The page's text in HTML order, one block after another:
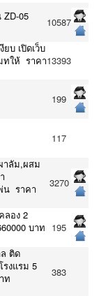
05
10587
บ เปิดเว็บ
ทให้ ราคา13393
199
117
าลัม,ผสม
น ราคา
3270
ลอง 2
บาท 195
ติด
รงแรม 5
ท
383